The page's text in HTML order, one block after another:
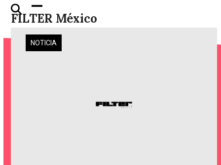
Skip
FILTER México
Open
mobile
menu
Close
mobile
menu
NOTICIA